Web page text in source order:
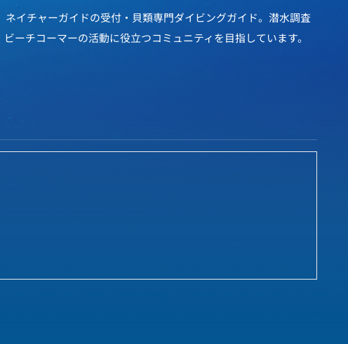
イチャーガイドの受付・貝類専門ダイビングガイド。潜水調査
ーチコーマーの活動に役立つコミュニティを目指しています。